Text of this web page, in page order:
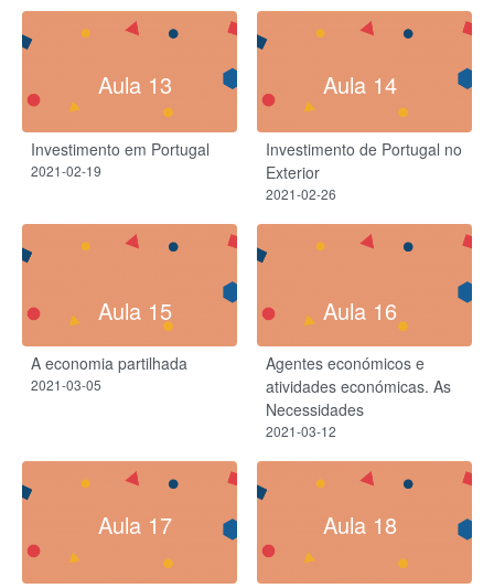
Aula 13
Investimento em Portugal
2021-02-19
Aula 14
Investimento de Portugal no
Exterior
2021-02-26
Aula 15
A economia partilhada
2021-03-05
Aula 16
Agentes económicos e
atividades económicas. As
Necessidades
2021-03-12
Aula 17 Aula 18